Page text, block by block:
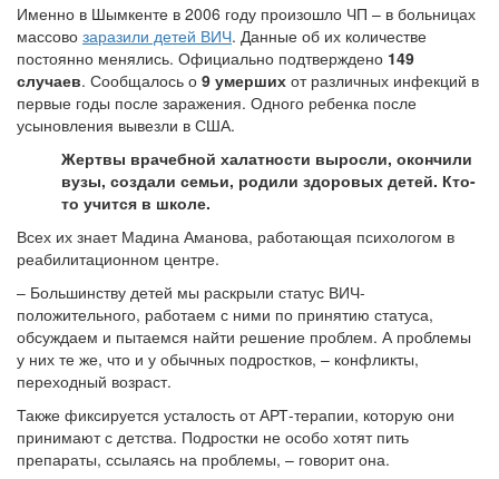
Именно в Шымкенте в 2006 году произошло ЧП – в больницах
массово заразили детей ВИЧ. Данные об их количестве
постоянно менялись. Официально подтверждено 149
случаев. Сообщалось о 9 умерших от различных инфекций в
первые годы после заражения. Одного ребенка после
усыновления вывезли в США.
Жертвы врачебной халатности выросли, окончили
вузы, создали семьи, родили здоровых детей. Кто-
то учится в школе.
Всех их знает Мадина Аманова, работающая психологом в
реабилитационном центре.
– Большинству детей мы раскрыли статус ВИЧ-
положительного, работаем с ними по принятию статуса,
обсуждаем и пытаемся найти решение проблем. А проблемы
у них те же, что и у обычных подростков, – конфликты,
переходный возраст.
Также фиксируется усталость от АРТ-терапии, которую они
принимают с детства. Подростки не особо хотят пить
препараты, ссылаясь на проблемы, – говорит она.